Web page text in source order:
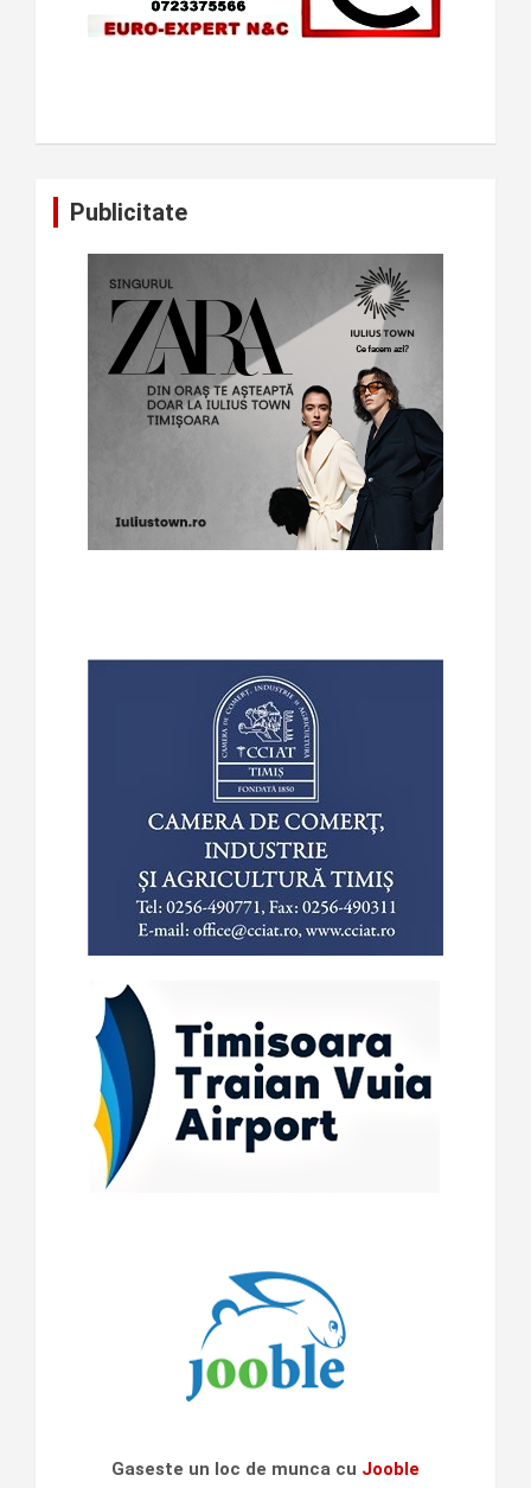
Publicitate
Gaseste un loc de munca cu Jooble